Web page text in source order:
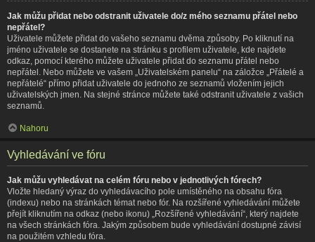
Jak můžu přidat nebo odstranit uživatele do/z mého seznamu přátel nebo
nepřátel?
Uživatele můžete přidat do vašeho seznamu dvěma způsoby. Po kliknutí na
jméno uživatele se dostanete na stránku s profilem uživatele, kde najdete
odkaz, pomocí kterého můžete uživatele přidat do seznamu přátel nebo
nepřátel. Nebo můžete ve vašem „Uživatelském panelu“ na záložce „Přátelé a
nepřátelé“ přímo přidat uživatele do jednoho ze seznamů vložením jejich
uživatelských jmen. Na stejné stránce můžete také odstranit uživatele z vašich
seznamů.
Nahoru
Vyhledávání ve fóru
Jak můžu vyhledávat na celém fóru nebo v jednotlivých fórech?
Vložte hledaný výraz do vyhledávacího pole umístěného na obsahu fóra
(indexu) nebo na stránkách témat nebo fór. Na rozšířené vyhledávání můžete
přejít kliknutím na odkaz (nebo ikonu) „Rozšířené vyhledávání“, který najdete
na všech stránkách fóra. Jakým způsobem bude vyhledávání dostupné závisí
na použitém vzhledu fóra.